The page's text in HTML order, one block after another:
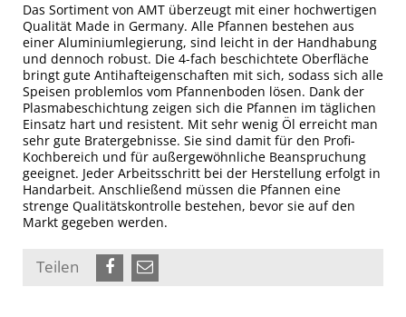
Das Sortiment von AMT überzeugt mit einer hochwertigen
Qualität Made in Germany. Alle Pfannen bestehen aus
einer Aluminiumlegierung, sind leicht in der Handhabung
und dennoch robust. Die 4-fach beschichtete Oberfläche
bringt gute Antihafteigenschaften mit sich, sodass sich alle
Speisen problemlos vom Pfannenboden lösen. Dank der
Plasmabeschichtung zeigen sich die Pfannen im täglichen
Einsatz hart und resistent. Mit sehr wenig Öl erreicht man
sehr gute Bratergebnisse. Sie sind damit für den Profi-
Kochbereich und für außergewöhnliche Beanspruchung
geeignet. Jeder Arbeitsschritt bei der Herstellung erfolgt in
Handarbeit. Anschließend müssen die Pfannen eine
strenge Qualitätskontrolle bestehen, bevor sie auf den
Markt gegeben werden.
Teilen